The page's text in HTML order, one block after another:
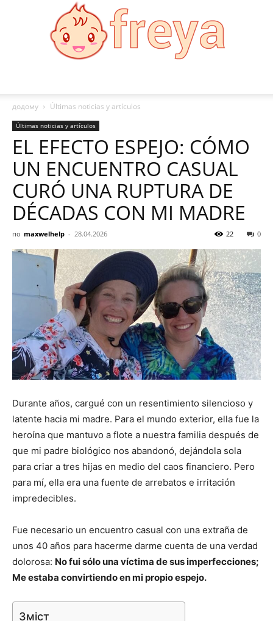
додому
Últimas noticias y artículos
Últimas noticias y artículos
EL EFECTO ESPEJO: CÓMO
UN ENCUENTRO CASUAL
CURÓ UNA RUPTURA DE
DÉCADAS CON MI MADRE
по maxwelhelp - 28.04.2026 0
22
Durante años, cargué con un resentimiento silencioso y
latente hacia mi madre. Para el mundo exterior, ella fue la
heroína que mantuvo a flote a nuestra familia después de
que mi padre biológico nos abandonó, dejándola sola
para criar a tres hijas en medio del caos financiero. Pero
para mí, ella era una fuente de arrebatos e irritación
impredecibles.
Fue necesario un encuentro casual con una extraña de
unos 40 años para hacerme darme cuenta de una verdad
dolorosa: No fui sólo una víctima de sus imperfecciones;
Me estaba convirtiendo en mi propio espejo.
Зміст